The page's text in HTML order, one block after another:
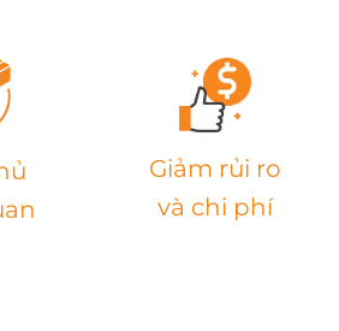
Giảm rủi ro
và chi phí